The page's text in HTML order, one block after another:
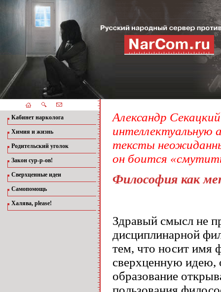
Кабинет нарколога
Химия и жизнь
Родительский уголок
Закон сур-р-ов!
Сверхценные идеи
Самопомощь
Халява, please!
Александр
интеллектуальную
тексты
он боится
Философия как
Здравый смысл не
дисциплинарной
тем, что носит имя
сверхценную идею,
образование